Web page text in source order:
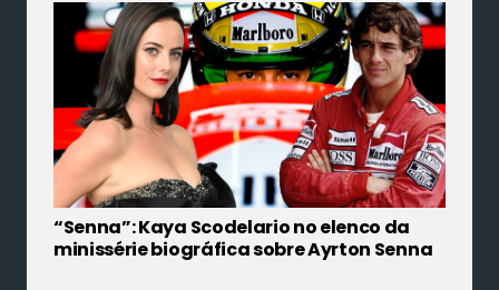
“Senna”: Kaya Scodelario no elenco da
minissérie biográfica sobre Ayrton Senna